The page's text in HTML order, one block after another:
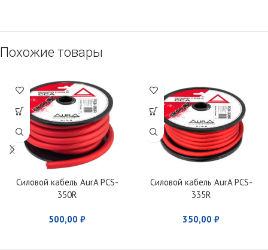
Похожие товары
Силовой кабель AurA PCS-
350R
500,00 ₽
Силовой кабель AurA PCS-
335R
350,00 ₽